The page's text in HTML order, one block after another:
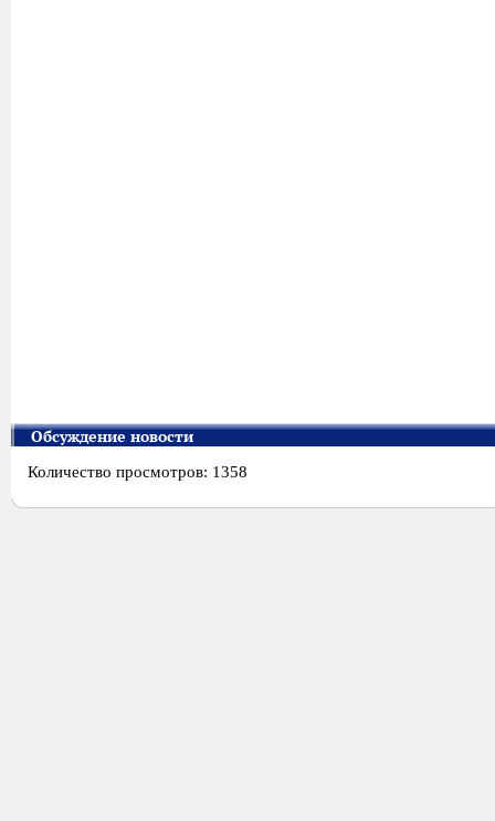
Обсуждение новости
Количество просмотров: 1358